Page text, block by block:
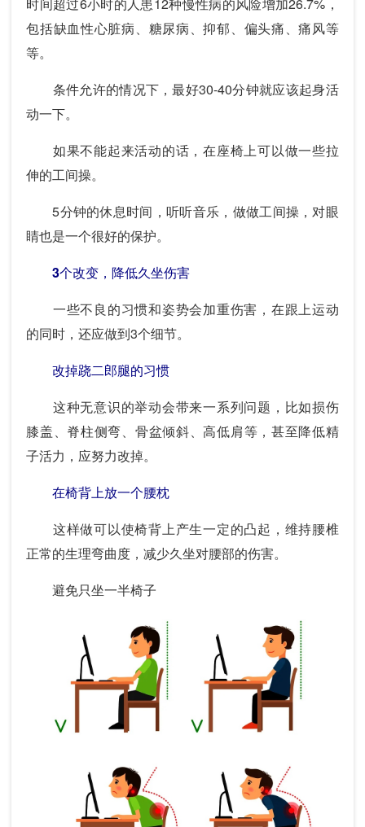
包括缺血性心脏病、糖尿病、抑郁、偏头痛、痛风等
等。
条件允许的情况下，最好30-40分钟就应该起身活
动一下。
如果不能起来活动的话，在座椅上可以做一些拉
伸的工间操。
5分钟的休息时间，听听音乐，做做工间操，对眼
睛也是一个很好的保护。
3个改变，降低久坐伤害
一些不良的习惯和姿势会加重伤害，在跟上运动
的同时，还应做到3个细节。
改掉跷二郎腿的习惯
这种无意识的举动会带来一系列问题，比如损伤
膝盖、脊柱侧弯、骨盆倾斜、高低肩等，甚至降低精
子活力，应努力改掉。
在椅背上放一个腰枕
这样做可以使椅背上产生一定的凸起，维持腰椎
正常的生理弯曲度，减少久坐对腰部的伤害。
避免只坐一半椅子